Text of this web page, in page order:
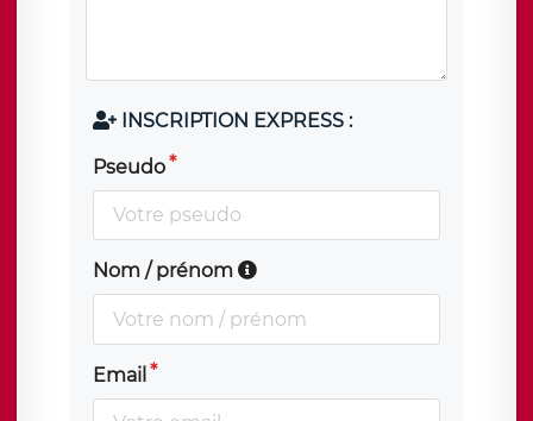
INSCRIPTION EXPRESS :
Pseudo
Nom / prénom
Email